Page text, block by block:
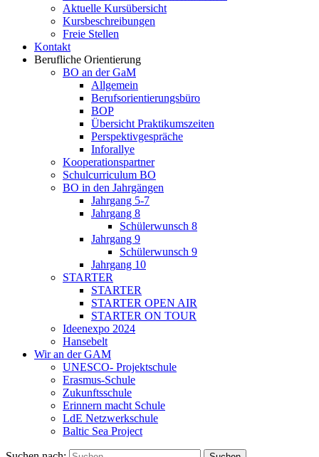
Aktuelle Kursübersicht
Kursbeschreibungen
Freie Stellen
Kontakt
Berufliche Orientierung
BO an der GaM
Allgemein
Berufsorientierungsbüro
BOP
Übersicht Praktikumszeiten
Perspektivgespräche
Inforallye
Kooperationspartner
Schulcurriculum BO
BO in den Jahrgängen
Jahrgang 5-7
Jahrgang 8
Schülerwunsch 8
Jahrgang 9
Schülerwunsch 9
Jahrgang 10
STARTER
STARTER
STARTER OPEN AIR
STARTER ON TOUR
Ideenexpo 2024
Hansebelt
Wir an der GAM
UNESCO- Projektschule
Erasmus-Schule
Zukunftsschule
Erinnern macht Schule
LdE Netzwerkschule
Baltic Sea Project